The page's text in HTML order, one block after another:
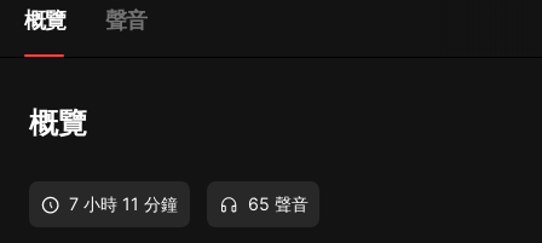
概覽 聲音
概覽
7 小時 11 分鐘 65 聲音